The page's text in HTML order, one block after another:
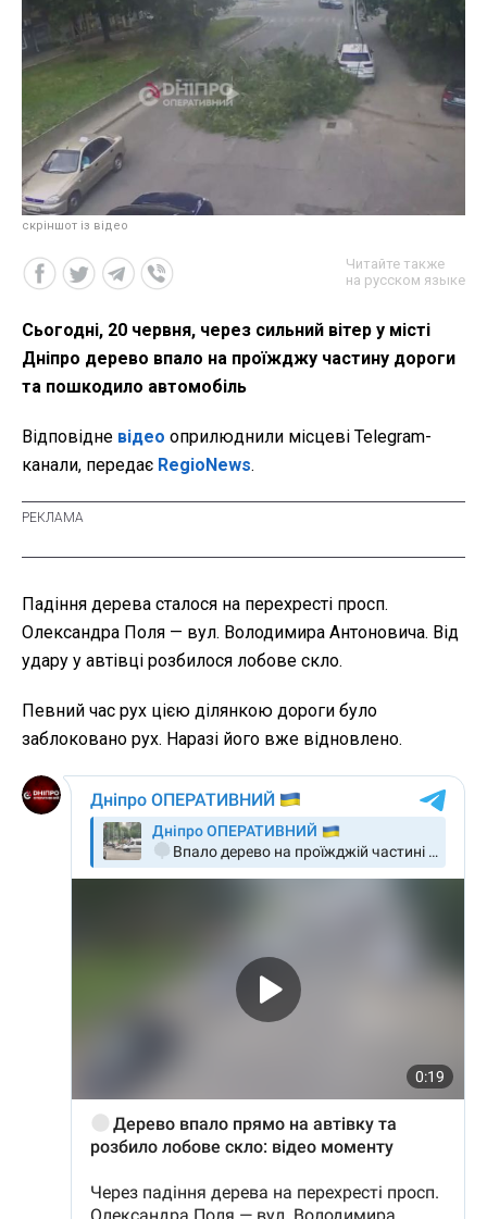
скріншот із відео
Читайте также
на русском языке
Сьогодні, 20 червня, через сильний вітер у місті
Дніпро дерево впало на проїжджу частину дороги
та пошкодило автомобіль
Відповідне відео оприлюднили місцеві Telegram-
канали, передає RegioNews.
Падіння дерева сталося на перехресті просп.
Олександра Поля — вул. Володимира Антоновича. Від
удару у автівці розбилося лобове скло.
Певний час рух цією ділянкою дороги було
заблоковано рух. Наразі його вже відновлено.